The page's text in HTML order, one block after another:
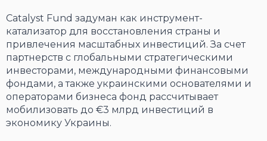
Catalyst Fund задуман как инструмент-
катализатор для восстановления страны и
привлечения масштабных инвестиций. За счет
партнерств с глобальными стратегическими
инвесторами, международными финансовыми
фондами, а также украинскими основателями и
операторами бизнеса фонд рассчитывает
мобилизовать до €3 млрд инвестиций в
экономику Украины.